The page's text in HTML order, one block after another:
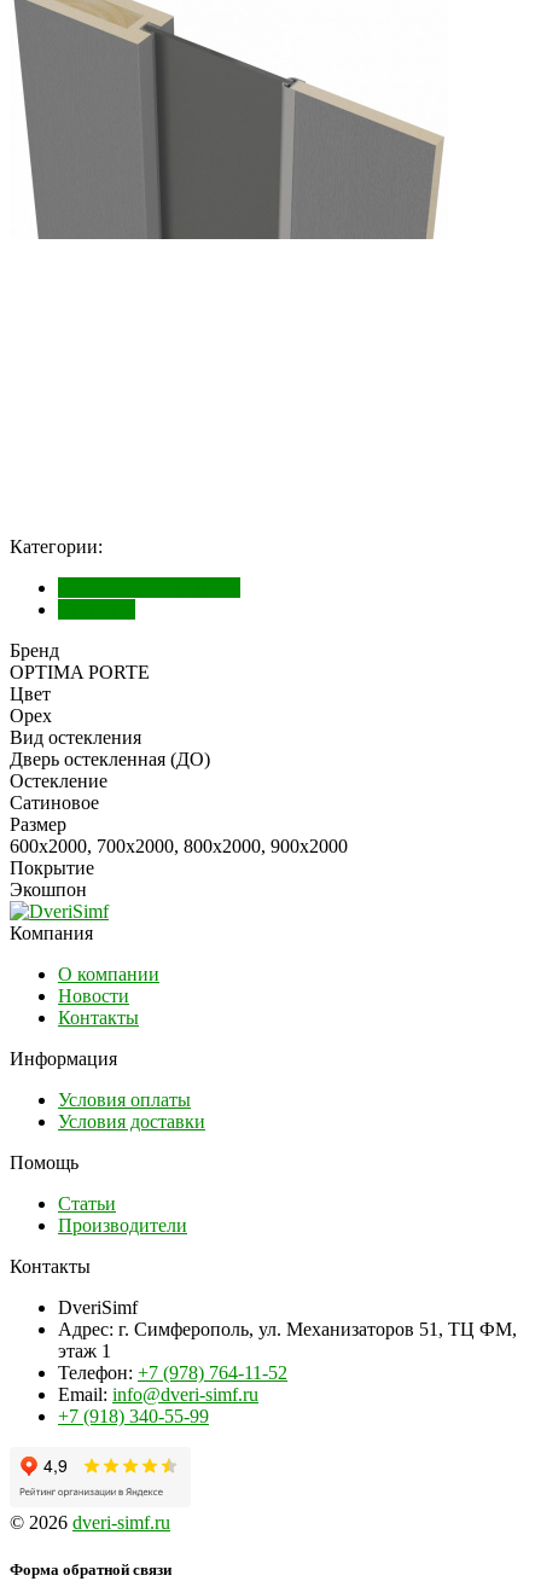
Категории:
Бренд
OPTIMA PORTE
Цвет
Орех
Вид остекления
Дверь остекленная (ДО)
Остекление
Сатиновое
Размер
600х2000, 700х2000, 800х2000, 900х2000
Покрытие
Экошпон
Компания
О компании
Новости
Контакты
Информация
Условия оплаты
Условия доставки
Помощь
Статьи
Производители
Контакты
DveriSimf
Адрес: г. Симферополь, ул. Механизаторов 51, ТЦ ФМ,
этаж 1
Телефон: +7 (978) 764-11-52
Email: info@dveri-simf.ru
+7 (918) 340-55-99
© 2026 dveri-simf.ru
Форма обратной связи